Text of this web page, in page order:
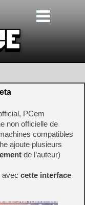
PCem
non officielle de
compatibles
ajoute plusieurs
de l’auteur)
avec cette interface